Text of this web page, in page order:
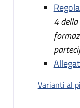
4
Varianti al